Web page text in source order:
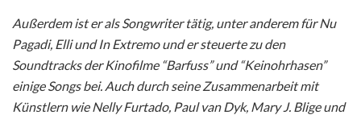
Außerdem ist er als Songwriter tätig, unter anderem für Nu
Pagadi, Elli und In Extremo und er steuerte zu den
Soundtracks der Kinofilme “Barfuss” und “Keinohrhasen”
einige Songs bei. Auch durch seine Zusammenarbeit mit
Künstlern wie Nelly Furtado, Paul van Dyk, Mary J. Blige und